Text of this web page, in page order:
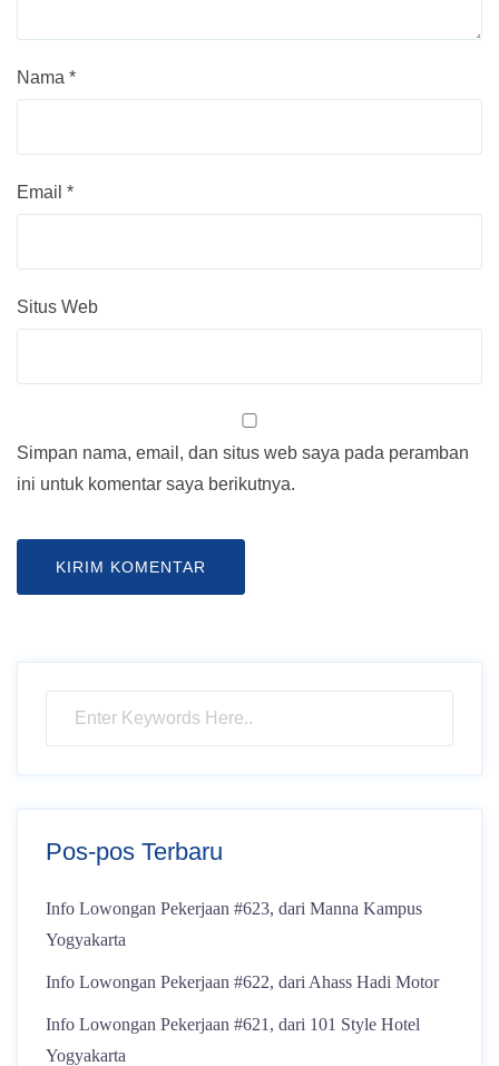
Nama *
Email *
Situs Web
Simpan nama, email, dan situs web saya pada peramban
ini untuk komentar saya berikutnya.
Pos-pos Terbaru
Info Lowongan Pekerjaan #623, dari Manna Kampus
Yogyakarta
Info Lowongan Pekerjaan #622, dari Ahass Hadi Motor
Info Lowongan Pekerjaan #621, dari 101 Style Hotel
Yogyakarta